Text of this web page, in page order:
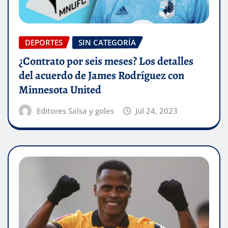
DEPORTES SIN CATEGORÍA
¿Contrato por seis meses? Los detalles
del acuerdo de James Rodríguez con
Minnesota United
Editores Salsa y goles Jul 24, 2023